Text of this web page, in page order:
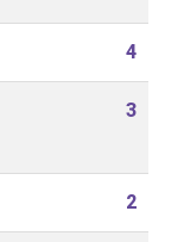
4
3
2